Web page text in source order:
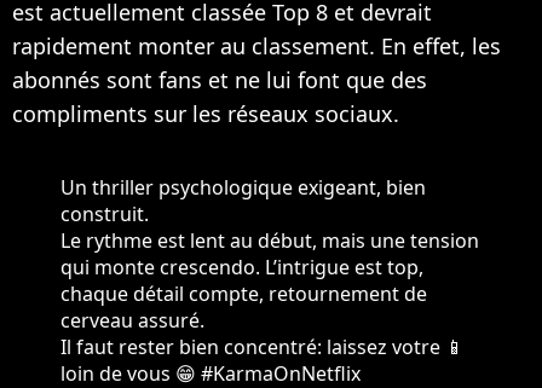
est actuellement classée Top 8 et devrait
rapidement monter au classement. En effet, les
abonnés sont fans et ne lui font que des
compliments sur les réseaux sociaux.
Un thriller psychologique exigeant, bien
construit.
Le rythme est lent au début, mais une tension
qui monte crescendo. L’intrigue est top,
chaque détail compte, retournement de
cerveau assuré.
Il faut rester bien concentré: laissez votre 📱
loin de vous 😁 #KarmaOnNetflix